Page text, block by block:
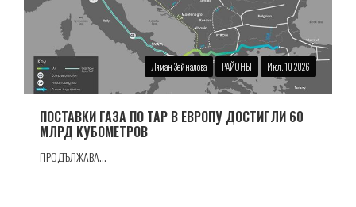
Ляман Зейналова РАЙОНЫ Июл. 10 2026
ПОСТАВКИ ГАЗА ПО TAP В ЕВРОПУ ДОСТИГЛИ 60
МЛРД КУБОМЕТРОВ
ПРОДЪЛЖАВА...